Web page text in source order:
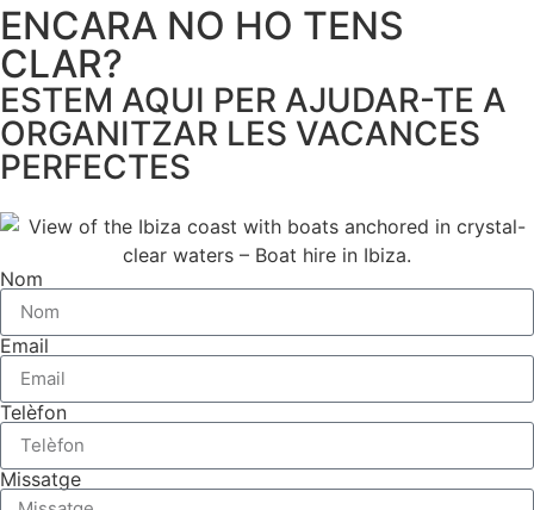
ENCARA NO HO TENS
CLAR?
ESTEM AQUI PER AJUDAR-TE A
ORGANITZAR LES VACANCES
PERFECTES
Nom
Email
Telèfon
Missatge